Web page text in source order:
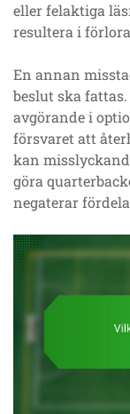
eller felaktiga
resultera i
En annan
beslut ska
avgörande i
försvaret att
kan
göra
negaterar